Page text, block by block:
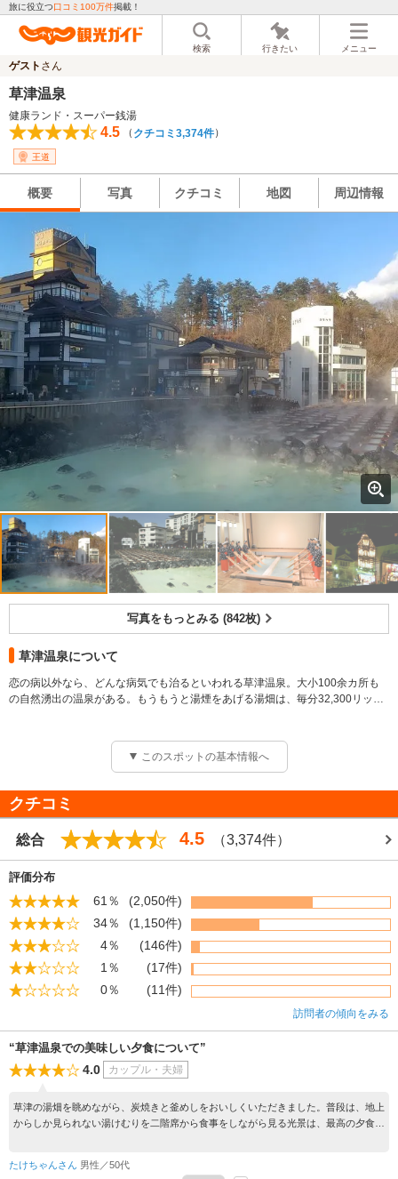
旅に役立つ口コミ100万件掲載！
検索 行きたい メニュー
ゲスト さん
草津温泉
健康ランド・スーパー銭湯
4.5 （ クチコミ3,374件）
王道
概要 写真 クチコミ 地図 周辺情報
写真をもっとみる (842枚)
草津温泉について
恋の病以外なら、どんな病気でも治るといわれる草津温泉。大小100余カ所も
の自然湧出の温泉がある。もうもうと湯煙をあげる湯畑は、毎分32,300リット
2013年には目の前に「御座之湯」も完成し、草津温泉のシンボルとして益々発
展している。他にも、お湯が川となって流れている西の河原と露天風呂。湯も
熱の湯など、湯の町ならではの見どころがいっぱい。
【宿泊情報】総定員：12321人、宿泊施設軒数：166軒
【温泉情報】温泉効能：肩こり,外傷・骨折・火傷,皮膚病,病後回復・ストレス
解消
このスポットの基本情報へ
クチコミ
総合 4.5 （3,374件）
評価分布
61％
(2,050件)
34％
(1,150件)
4％
(146件)
1％
(17件)
0％
(11件)
訪問者の傾向をみる
“草津温泉での美味しい夕食について”
4.0 カップル・夫婦
草津の湯畑を眺めながら、炭焼きと釜めしをおいしくいただきました。普段は、地上
からしか見られない湯けむりを二階席から食事をしながら見る光景は、最高の夕食と
たけちゃんさん 男性／50代